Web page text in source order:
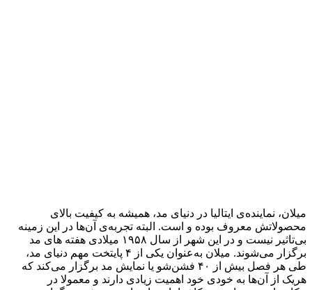
میلان، نماینده‌ی ایتالیا در دنیای مد، همیشه به کیفیت بالای
محصولاتش معروف بوده و است. البته تجربه‌ی آن‌ها در این زمینه
بی‌تاثیر نیست و در این شهر از سال ۱۹۵۸ میلادی هفته ‌های مد
برگزار می‌شوند. میلان به‌عنوان یکی از ۴ پایتخت مهم دنیای مد،
طی هر فصل بیش از ۴۰ فشن‌شو یا نمایش مد برگزار می‌کند که
هریک از آن‌ها به خودی خود اهمیت زیادی دارند و معمولا در